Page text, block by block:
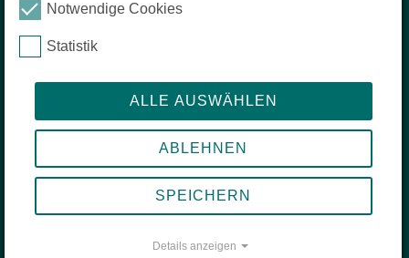
Deine Herausforderungen: "Alleine reisen" heißt nicht "einsam sein"
Deine Inspiration
Notwendige Cookies
Statistik
ALLE AUSWÄHLEN
ABLEHNEN
SPEICHERN
Details anzeigen